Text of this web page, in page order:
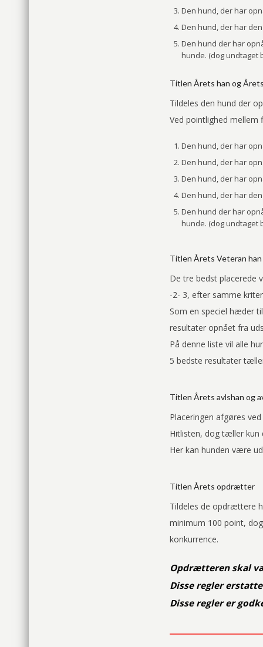
Den hund, der har
Den hund, der har
Den hund der har
hunde. (dog undtaget
Titlen Årets han og
Tildeles den hund der
Ved pointlighed mellem
Den hund, der har
Den hund, der har
Den hund, der har
Den hund, der har
Den hund der har
hunde. (dog undtaget
Titlen Årets Veteran
De tre bedst placerede
-2- 3, efter samme
Som en speciel hæder
resultater opnået fra
På denne liste vil alle
5 bedste resultater
Titlen Årets avlshan og
Placeringen afgøres
Hitlisten, dog tæller kun
Her kan hunden være
Titlen Årets opdrætter
Tildeles de opdrættere
minimum 100 point,
konkurrence.
Opdrætteren skal
Disse regler
Disse regler er